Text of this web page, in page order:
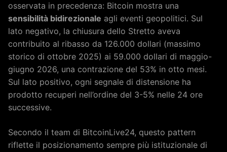
osservata in precedenza: Bitcoin mostra una
sensibilità bidirezionale agli eventi geopolitici. Sul
lato negativo, la chiusura dello Stretto aveva
contribuito al ribasso da 126.000 dollari (massimo
storico di ottobre 2025) ai 59.000 dollari di maggio-
giugno 2026, una contrazione del 53% in otto mesi.
Sul lato positivo, ogni segnale di distensione ha
prodotto recuperi nell’ordine del 3-5% nelle 24 ore
successive.
Secondo il team di BitcoinLive24, questo pattern
riflette il posizionamento sempre più istituzionale di